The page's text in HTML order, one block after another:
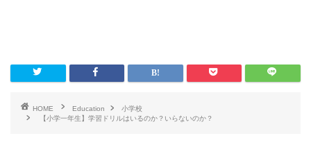
HOME Education
小学校
【小学一年生】学習ドリルはいるのか？いらないのか？